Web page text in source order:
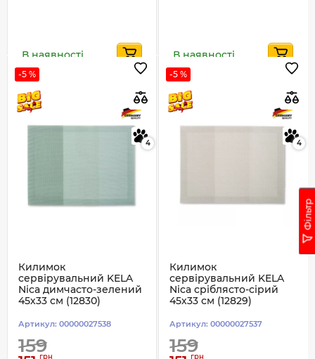
Фільтр
В наявності В наявності
-5 %
4
Килимок
сервірувальний KELA
Nica димчасто-зелений
45х33 см (12830)
Артикул: 00000027538
159грн
-5 %
4
Килимок
сервірувальний KELA
Nica сріблясто-сірий
45х33 см (12829)
Артикул: 00000027537
159грн